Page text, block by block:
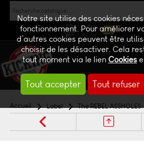
Notre site utilise des cookies
fonctionnement. Pour améliorer
d’autres cookies peuvent être
choisir de les désactiver. Cela
tout moment via le lienCookies
Tout accepter Tout refuser
NEWS CONTACTBILLETTERIE
Accueil Label The REBEL ASSHOLES